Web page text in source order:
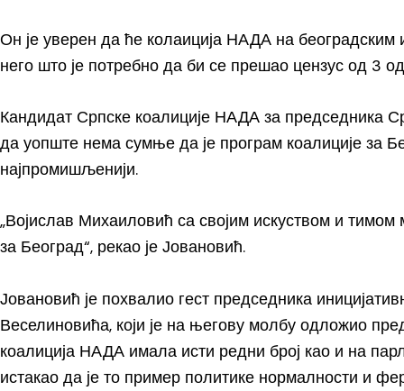
Он је уверен да ће колаиција НАДА на београдским
него што је потребно да би се прешао цензус од 3
Кандидат Српске коалиције НАДА за председника
да уопште нема сумње да је програм коалиције за
најпромишљенији.
„Војислав Михаиловић са својим искуством и
за Београд“, рекао је Јовановић.
Јовановић је похвалио гест председника
Веселиновића, који је на његову молбу одложио
коалиција НАДА имала исти редни број као и на
истакао да је то пример политике нормалности и